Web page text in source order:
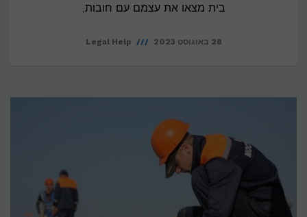
בית מצאו את עצמם עם חובות,
28 באוגוסט 2023 Legal Help